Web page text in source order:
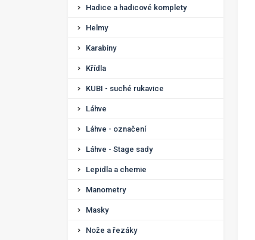
Hadice a hadicové komplety
Helmy
Karabiny
Křídla
KUBI - suché rukavice
Láhve
Láhve - označení
Láhve - Stage sady
Lepidla a chemie
Manometry
Masky
Nože a řezáky